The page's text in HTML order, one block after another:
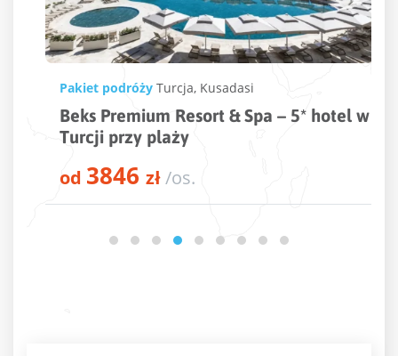
Pakiet podróży Turcja,Kusadasi
Beks Premium Resort & Spa – 5* hotel w
Turcji przy plaży
od3846zł /os.